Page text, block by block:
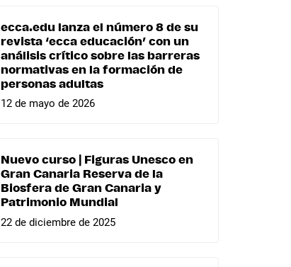
ecca.edu lanza el número 8 de su
revista ‘ecca educación’ con un
análisis crítico sobre las barreras
normativas en la formación de
personas adultas
12 de mayo de 2026
Nuevo curso | Figuras Unesco en
Gran Canaria Reserva de la
Biosfera de Gran Canaria y
Patrimonio Mundial
22 de diciembre de 2025